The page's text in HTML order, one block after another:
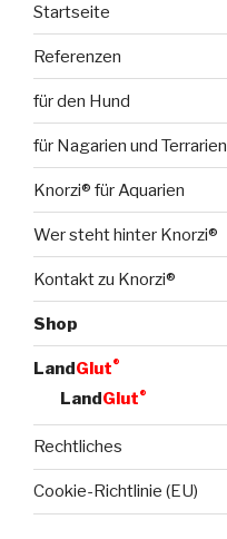
Startseite
Referenzen
für den Hund
für Nagarien und Terrarien
Knorzi® für Aquarien
Wer steht hinter Knorzi®
Kontakt zu Knorzi®
Shop
LandGlut®
Land Glut®
Rechtliches
Cookie-Richtlinie (EU)